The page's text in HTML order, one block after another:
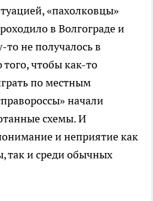
«пахолковцы»
в Волгограде и
то не получалось в
чтобы как-то
по местным
начали
схемы. И
и неприятие как
так и среди обычных